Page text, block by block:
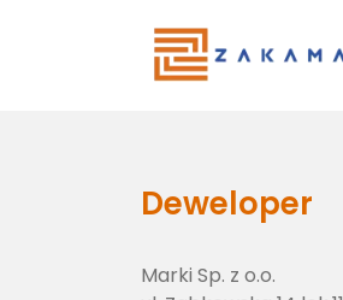
Deweloper
Marki Sp. z o.o.